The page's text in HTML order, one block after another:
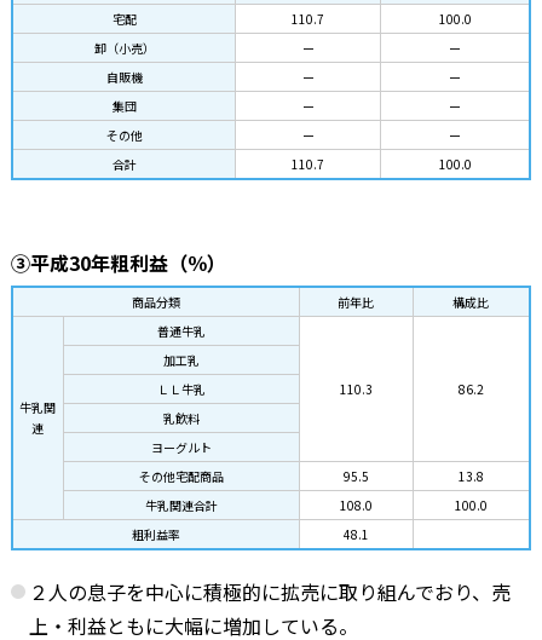
宅配
110.7
100.0
卸（小売）
ー
ー
自販機
ー
ー
集団
ー
ー
その他
ー
ー
合計
110.7 100.0
③平成30年粗利益（％）
商品分類 前年比 構成比
牛乳関
連
普通牛乳
110.3 86.2
加工乳
ＬＬ牛乳
乳飲料
ヨーグルト
その他宅配商品
95.5
13.8
牛乳関連合計
108.0
100.0
粗利益率
48.1
２人の息子を中心に積極的に拡売に取り組んでおり、売
上・利益ともに大幅に増加している。